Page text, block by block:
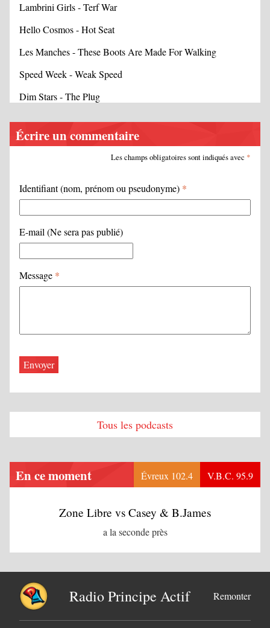
Lambrini Girls - Terf War
Hello Cosmos - Hot Seat
Les Manches - These Boots Are Made For Walking
Speed Week - Weak Speed
Dim Stars - The Plug
Écrire un commentaire
Les champs obligatoires sont indiqués avec *
Identifiant (nom, prénom ou pseudonyme) *
E-mail (Ne sera pas publié)
Message *
Tous les podcasts
En ce moment Évreux 102.4 V.B.C. 95.9
Zone Libre vs Casey & B.James
a la seconde près
Radio Principe Actif Remonter